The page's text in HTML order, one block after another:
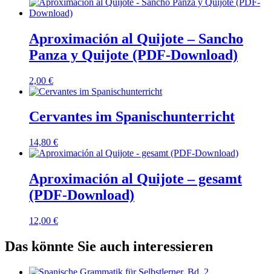
Aproximación al Quijote – Sancho
Panza y Quijote (PDF-Download)
2,00 €
Cervantes im Spanischunterricht
14,80 €
Aproximación al Quijote – gesamt
(PDF-Download)
12,00 €
Das könnte Sie auch interessieren